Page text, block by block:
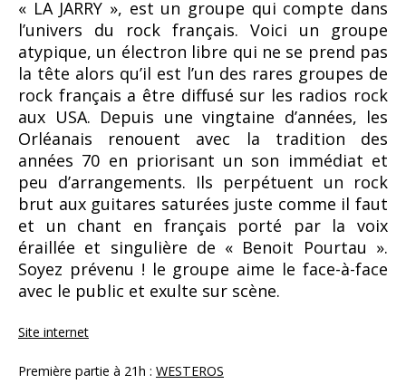
« LA JARRY », est un groupe qui compte dans
l’univers du rock français. Voici un groupe
atypique, un électron libre qui ne se prend pas
la tête alors qu’il est l’un des rares groupes de
rock français a être diffusé sur les radios rock
aux USA. Depuis une vingtaine d’années, les
Orléanais renouent avec la tradition des
années 70 en priorisant un son immédiat et
peu d’arrangements. Ils perpétuent un rock
brut aux guitares saturées juste comme il faut
et un chant en français porté par la voix
éraillée et singulière de « Benoit Pourtau ».
Soyez prévenu ! le groupe aime le face-à-face
avec le public et exulte sur scène.
Site internet
Première partie à 21h : WESTEROS